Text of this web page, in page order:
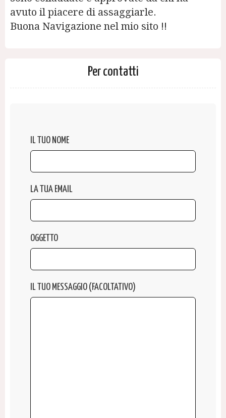
avuto il piacere di assaggiarle.
Buona Navigazione nel mio sito !!
Per contatti
IL TUO NOME
LA TUA EMAIL
OGGETTO
IL TUO MESSAGGIO (FACOLTATIVO)